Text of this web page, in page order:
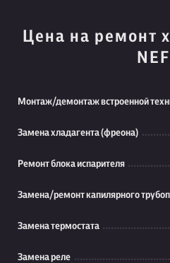
Цена на ремонт
Монтаж/демонтаж встроенной
Замена хладагента (фреона)
Ремонт блока испарителя
Замена/ремонт капилярного
Замена термостата
Замена реле